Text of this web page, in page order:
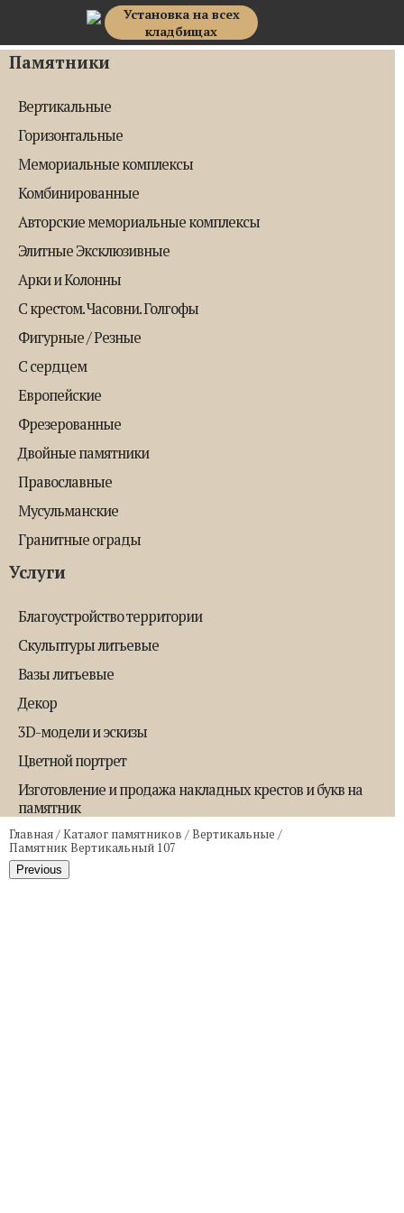
Top Memorial
Установка на всех
кладбищах
Памятники
Вертикальные
Горизонтальные
Мемориальные комплексы
Комбинированные
Авторские мемориальные комплексы
Элитные Эксклюзивные
Арки и Колонны
С крестом. Часовни. Голгофы
Фигурные / Резные
С сердцем
Европейские
Фрезерованные
Двойные памятники
Православные
Мусульманские
Гранитные ограды
Услуги
Благоустройство территории
Скульптуры литьевые
Вазы литьевые
Декор
3D-модели и эскизы
Цветной портрет
Изготовление и продажа накладных крестов и букв на
памятник
Главная/Каталог памятников /Вертикальные /
Памятник Вертикальный 107
Previous